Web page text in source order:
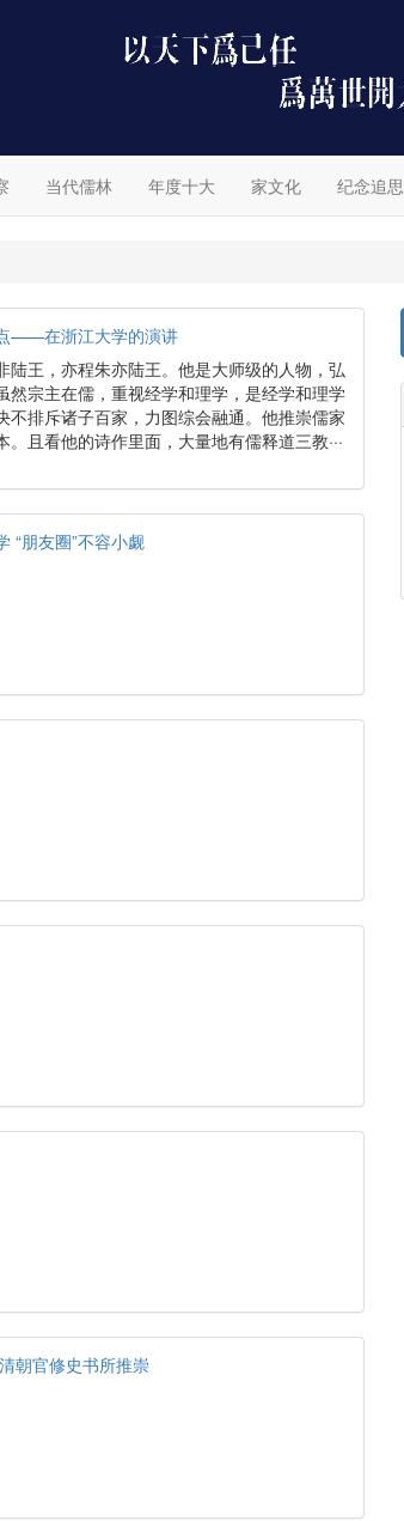
当代儒林 年度十大 家文化 纪念追思
——在浙江大学的演讲
王，亦程朱亦陆王。他是大师级的人物，弘
宗主在儒，重视经学和理学，是经学和理学
排斥诸子百家，力图综会融通。他推崇儒家
且看他的诗作里面，大量地有儒释道三教···
“朋友圈”不容小觑
朝官修史书所推崇